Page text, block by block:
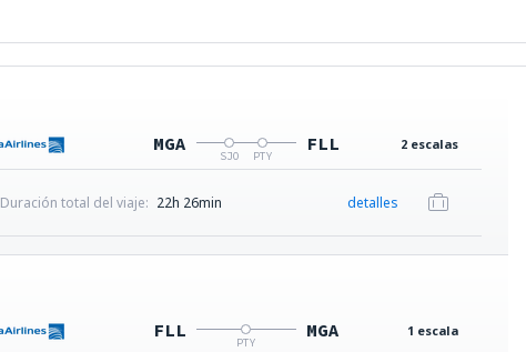
MGA
SJO PTY
FLL 2 escalas
Duración total del viaje: 22h 26min detalles
FLL
PTY
MGA 1 escala